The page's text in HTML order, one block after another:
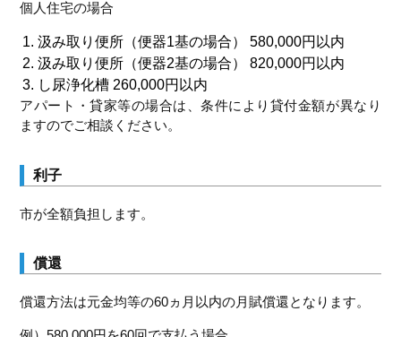
個人住宅の場合
汲み取り便所（便器1基の場合） 580,000円以内
汲み取り便所（便器2基の場合） 820,000円以内
し尿浄化槽 260,000円以内
アパート・貸家等の場合は、条件により貸付金額が異なり
ますのでご相談ください。
利子
市が全額負担します。
償還
償還方法は元金均等の60ヵ月以内の月賦償還となります。